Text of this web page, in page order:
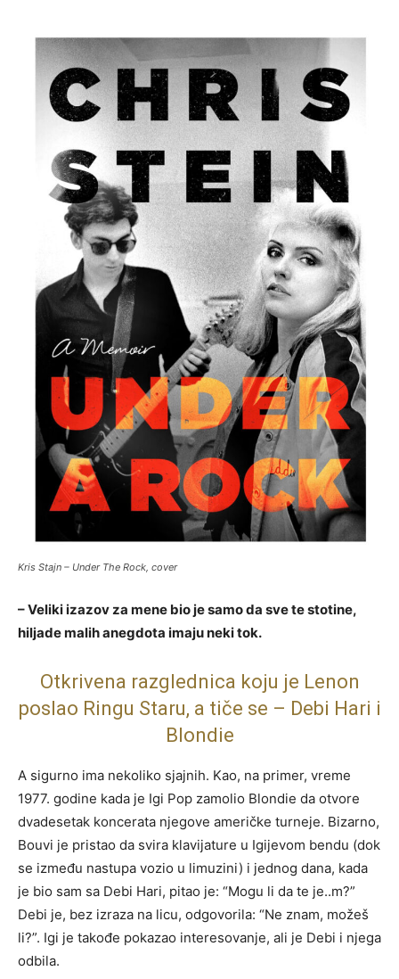
Kris Stajn – Under The Rock, cover
– Veliki izazov za mene bio je samo da sve te stotine,
hiljade malih anegdota imaju neki tok.
Otkrivena razglednica koju je Lenon
poslao Ringu Staru, a tiče se – Debi Hari i
Blondie
A sigurno ima nekoliko sjajnih. Kao, na primer, vreme
1977. godine kada je Igi Pop zamolio Blondie da otvore
dvadesetak koncerata njegove američke turneje. Bizarno,
Bouvi je pristao da svira klavijature u Igijevom bendu (dok
se između nastupa vozio u limuzini) i jednog dana, kada
je bio sam sa Debi Hari, pitao je: “Mogu li da te je..m?”
Debi je, bez izraza na licu, odgovorila: “Ne znam, možeš
li?”. Igi je takođe pokazao interesovanje, ali je Debi i njega
odbila.